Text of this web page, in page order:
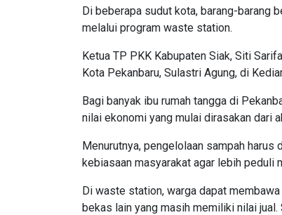
Di beberapa sudut kota, barang-barang
melalui program waste station.
Ketua TP PKK Kabupaten Siak, Siti
Kota Pekanbaru, Sulastri Agung, di
Bagi banyak ibu rumah tangga di
nilai ekonomi yang mulai dirasakan dari
Menurutnya, pengelolaan sampah harus
kebiasaan masyarakat agar lebih peduli
Di waste station, warga dapat
bekas lain yang masih memiliki nilai